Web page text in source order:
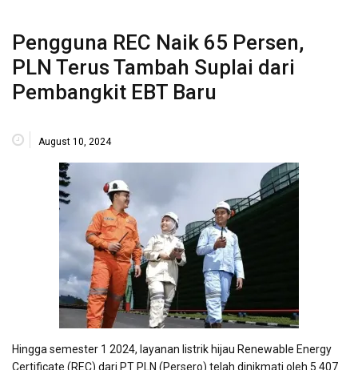
Pengguna REC Naik 65 Persen,
PLN Terus Tambah Suplai dari
Pembangkit EBT Baru
August 10, 2024
Hingga semester 1 2024, layanan listrik hijau Renewable Energy
Certificate (REC) dari PT PLN (Persero) telah dinikmati oleh 5.407